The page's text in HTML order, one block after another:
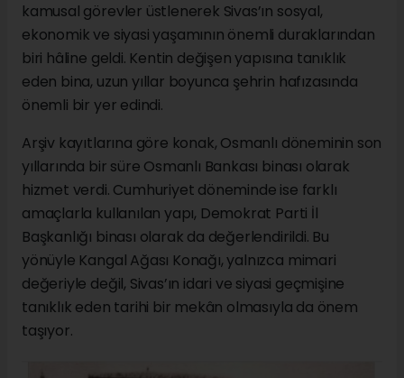
kamusal görevler üstlenerek Sivas’ın sosyal,
ekonomik ve siyasi yaşamının önemli duraklarından
biri hâline geldi. Kentin değişen yapısına tanıklık
eden bina, uzun yıllar boyunca şehrin hafızasında
önemli bir yer edindi.
Arşiv kayıtlarına göre konak, Osmanlı döneminin son
yıllarında bir süre Osmanlı Bankası binası olarak
hizmet verdi. Cumhuriyet döneminde ise farklı
amaçlarla kullanılan yapı, Demokrat Parti İl
Başkanlığı binası olarak da değerlendirildi. Bu
yönüyle Kangal Ağası Konağı, yalnızca mimari
değeriyle değil, Sivas’ın idari ve siyasi geçmişine
tanıklık eden tarihi bir mekân olmasıyla da önem
taşıyor.